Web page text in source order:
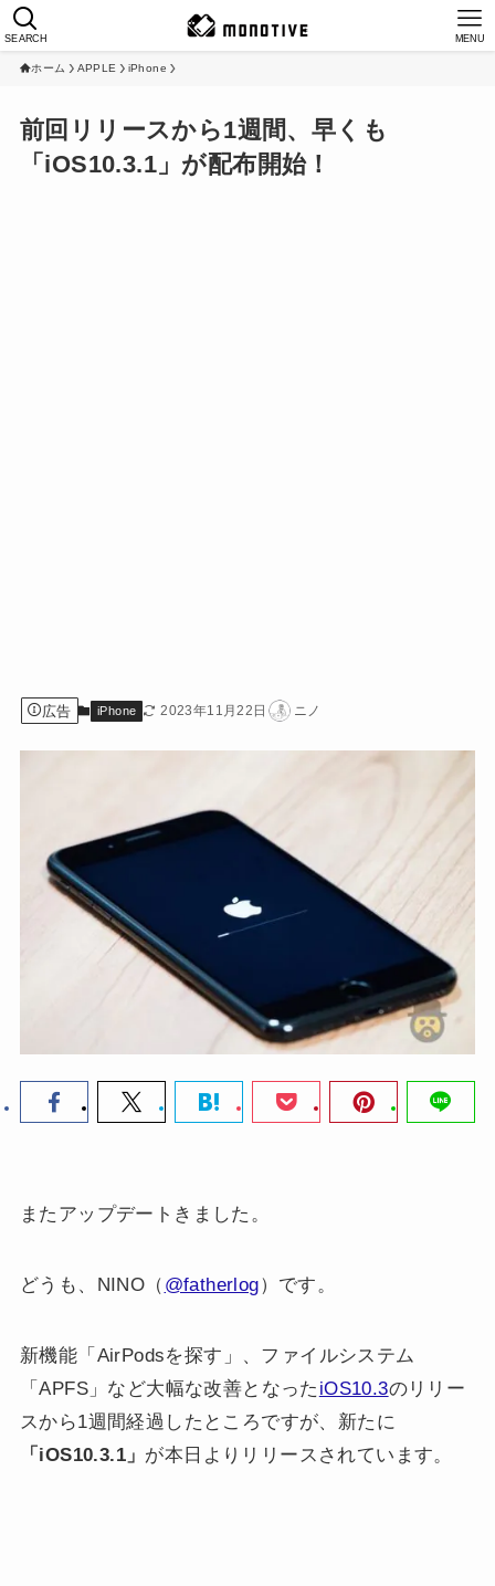
SEARCH MENU
ホーム APPLE iPhone
前回リリースから1週間、早くも
「iOS10.3.1」が配布開始！
広告 iPhone 2023年11月22日 ニノ
またアップデートきました。
どうも、NINO（ @fatherlog）です。
新機能「AirPodsを探す」、ファイルシステム
「APFS」など大幅な改善となった iOS10.3のリリー
スから1週間経過したところですが、新たに
「iOS10.3.1」 が本日よりリリースされています。